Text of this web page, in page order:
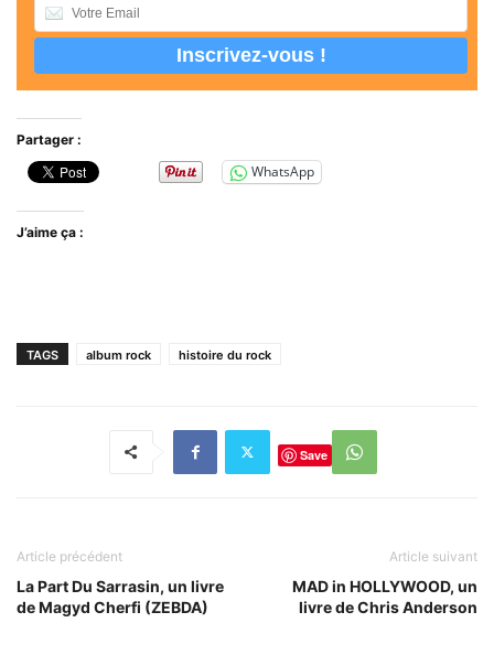
Partager :
WhatsApp
J’aime ça :
TAGS album rock histoire du rock
Save
Article précédent
La Part Du Sarrasin, un livre
de Magyd Cherfi (ZEBDA)
Article suivant
MAD in HOLLYWOOD, un
livre de Chris Anderson